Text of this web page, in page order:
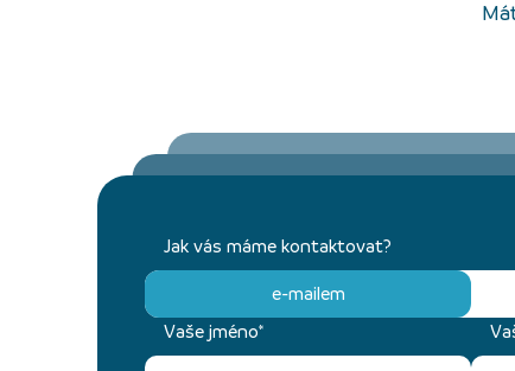
Jak vás máme kontaktovat?
e-mailem
Vaše jméno*